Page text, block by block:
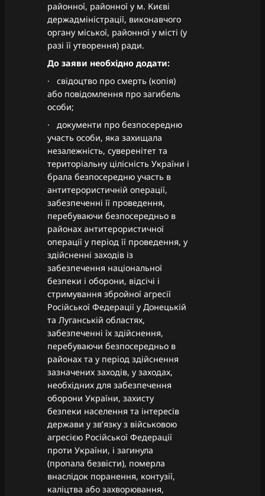
районної, районної у м. Києві
держадміністрації, виконавчого
органу міської, районної у місті (у
разі її утворення) ради.
До заяви необхідно додати:
· свідоцтво про смерть (копія)
або повідомлення про загибель
особи;
· документи про безпосередню
участь особи, яка захищала
незалежність, суверенітет та
територіальну цілісність України і
брала безпосередню участь в
антитерористичній операції,
забезпеченні її проведення,
перебуваючи безпосередньо в
районах антитерористичної
операції у період її проведення, у
здійсненні заходів із
забезпечення національної
безпеки і оборони, відсічі і
стримування збройної агресії
Російської Федерації у Донецькій
та Луганській областях,
забезпеченні їх здійснення,
перебуваючи безпосередньо в
районах та у період здійснення
зазначених заходів, у заходах,
необхідних для забезпечення
оборони України, захисту
безпеки населення та інтересів
держави у зв’язку з військовою
агресією Російської Федерації
проти України, і загинула
(пропала безвісти), померла
внаслідок поранення, контузії,
каліцтва або захворювання,